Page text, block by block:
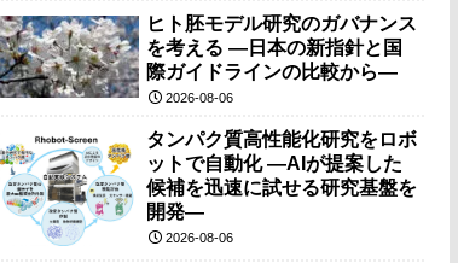
ヒト胚モデル研究のガバナンス
を考える ―日本の新指針と国
際ガイドラインの比較から―
2026-08-06
タンパク質高性能化研究をロボ
ットで自動化 ―AIが提案した
候補を迅速に試せる研究基盤を
開発―
2026-08-06